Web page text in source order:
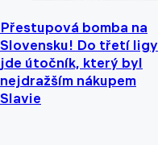
Přestupová bomba na
Slovensku! Do třetí ligy
jde útočník, který byl
nejdražším nákupem
Slavie